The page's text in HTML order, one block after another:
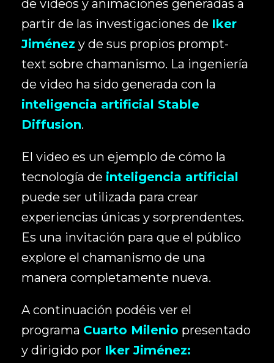
de videos y animaciones generadas a
partir de las investigaciones de Iker
Jiménez y de sus propios prompt-
text sobre chamanismo. La ingeniería
de video ha sido generada con la
inteligencia artificial Stable
Diffusion.
El video es un ejemplo de cómo la
tecnología de inteligencia artificial
puede ser utilizada para crear
experiencias únicas y sorprendentes.
Es una invitación para que el público
explore el chamanismo de una
manera completamente nueva.
A continuación podéis ver el
programa Cuarto Milenio presentado
y dirigido por Iker Jiménez: